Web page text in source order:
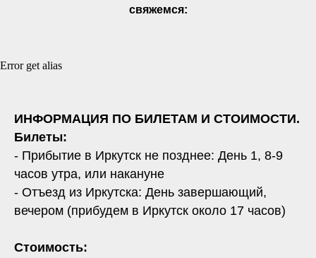
свяжемся:
Error get alias
ИНФОРМАЦИЯ ПО БИЛЕТАМ И СТОИМОСТИ.
Билеты:
- Прибытие в Иркутск не позднее: День 1, 8-9
часов утра, или накануне
- Отъезд из Иркутска: День завершающий,
вечером (прибудем в Иркутск около 17 часов)
Стоимость: